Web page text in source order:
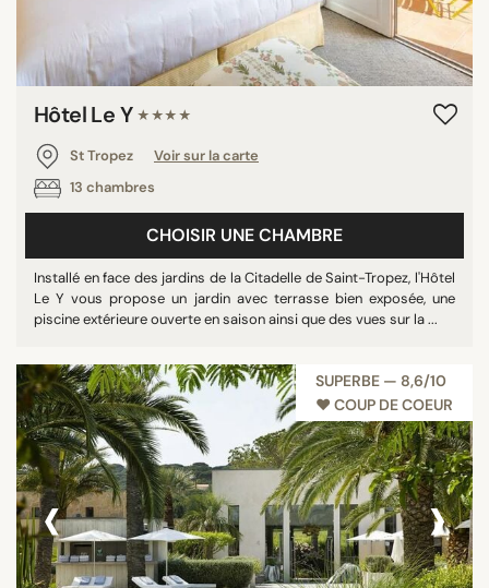
Hôtel Le Y ★★★★
St Tropez
Voir sur la carte
13 chambres
CHOISIR UNE CHAMBRE
Installé en face des jardins de la Citadelle de Saint-Tropez, l'Hôtel
Le Y vous propose un jardin avec terrasse bien exposée, une
piscine extérieure ouverte en saison ainsi que des vues sur la ...
SUPERBE — 8,6/10
♥︎ COUP DE COEUR
‹ ›